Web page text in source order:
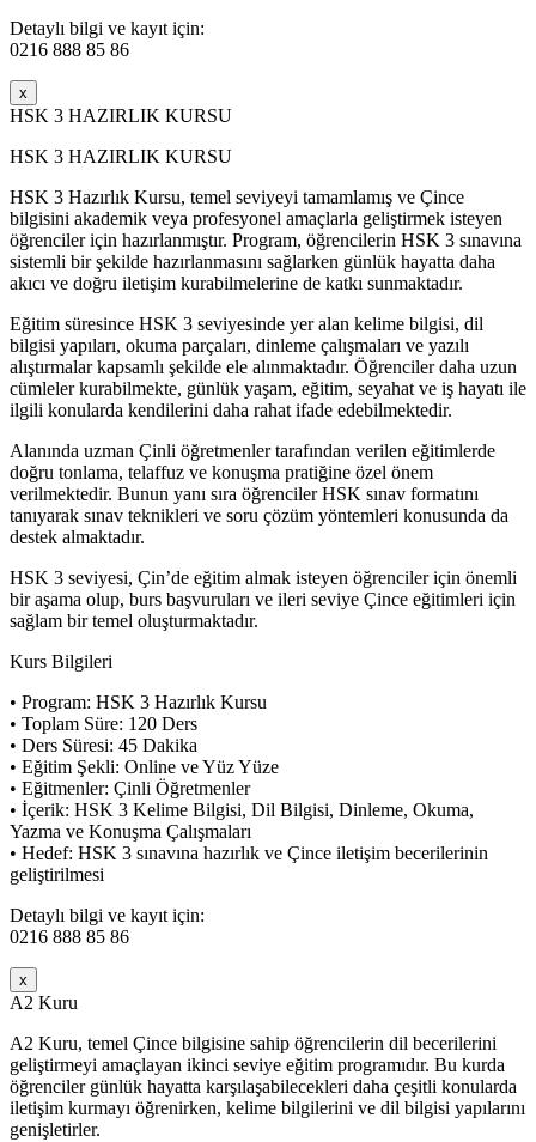
Detaylı bilgi ve kayıt için:
0216 888 85 86
x
HSK 3 HAZIRLIK KURSU
HSK 3 HAZIRLIK KURSU
HSK 3 Hazırlık Kursu, temel seviyeyi tamamlamış ve Çince
bilgisini akademik veya profesyonel amaçlarla geliştirmek isteyen
öğrenciler için hazırlanmıştır. Program, öğrencilerin HSK 3 sınavına
sistemli bir şekilde hazırlanmasını sağlarken günlük hayatta daha
akıcı ve doğru iletişim kurabilmelerine de katkı sunmaktadır.
Eğitim süresince HSK 3 seviyesinde yer alan kelime bilgisi, dil
bilgisi yapıları, okuma parçaları, dinleme çalışmaları ve yazılı
alıştırmalar kapsamlı şekilde ele alınmaktadır. Öğrenciler daha uzun
cümleler kurabilmekte, günlük yaşam, eğitim, seyahat ve iş hayatı ile
ilgili konularda kendilerini daha rahat ifade edebilmektedir.
Alanında uzman Çinli öğretmenler tarafından verilen eğitimlerde
doğru tonlama, telaffuz ve konuşma pratiğine özel önem
verilmektedir. Bunun yanı sıra öğrenciler HSK sınav formatını
tanıyarak sınav teknikleri ve soru çözüm yöntemleri konusunda da
destek almaktadır.
HSK 3 seviyesi, Çin’de eğitim almak isteyen öğrenciler için önemli
bir aşama olup, burs başvuruları ve ileri seviye Çince eğitimleri için
sağlam bir temel oluşturmaktadır.
Kurs Bilgileri
• Program: HSK 3 Hazırlık Kursu
• Toplam Süre: 120 Ders
• Ders Süresi: 45 Dakika
• Eğitim Şekli: Online ve Yüz Yüze
• Eğitmenler: Çinli Öğretmenler
• İçerik: HSK 3 Kelime Bilgisi, Dil Bilgisi, Dinleme, Okuma,
Yazma ve Konuşma Çalışmaları
• Hedef: HSK 3 sınavına hazırlık ve Çince iletişim becerilerinin
geliştirilmesi
Detaylı bilgi ve kayıt için:
0216 888 85 86
x
A2 Kuru
A2 Kuru, temel Çince bilgisine sahip öğrencilerin dil becerilerini
geliştirmeyi amaçlayan ikinci seviye eğitim programıdır. Bu kurda
öğrenciler günlük hayatta karşılaşabilecekleri daha çeşitli konularda
iletişim kurmayı öğrenirken, kelime bilgilerini ve dil bilgisi yapılarını
genişletirler.